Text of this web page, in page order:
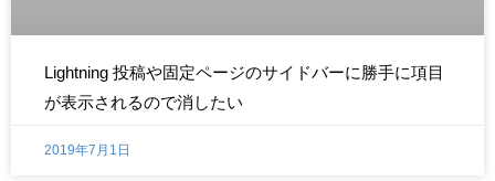
Lightning 投稿や固定ページのサイドバーに勝手に項目
が表示されるので消したい
2019年7月1日